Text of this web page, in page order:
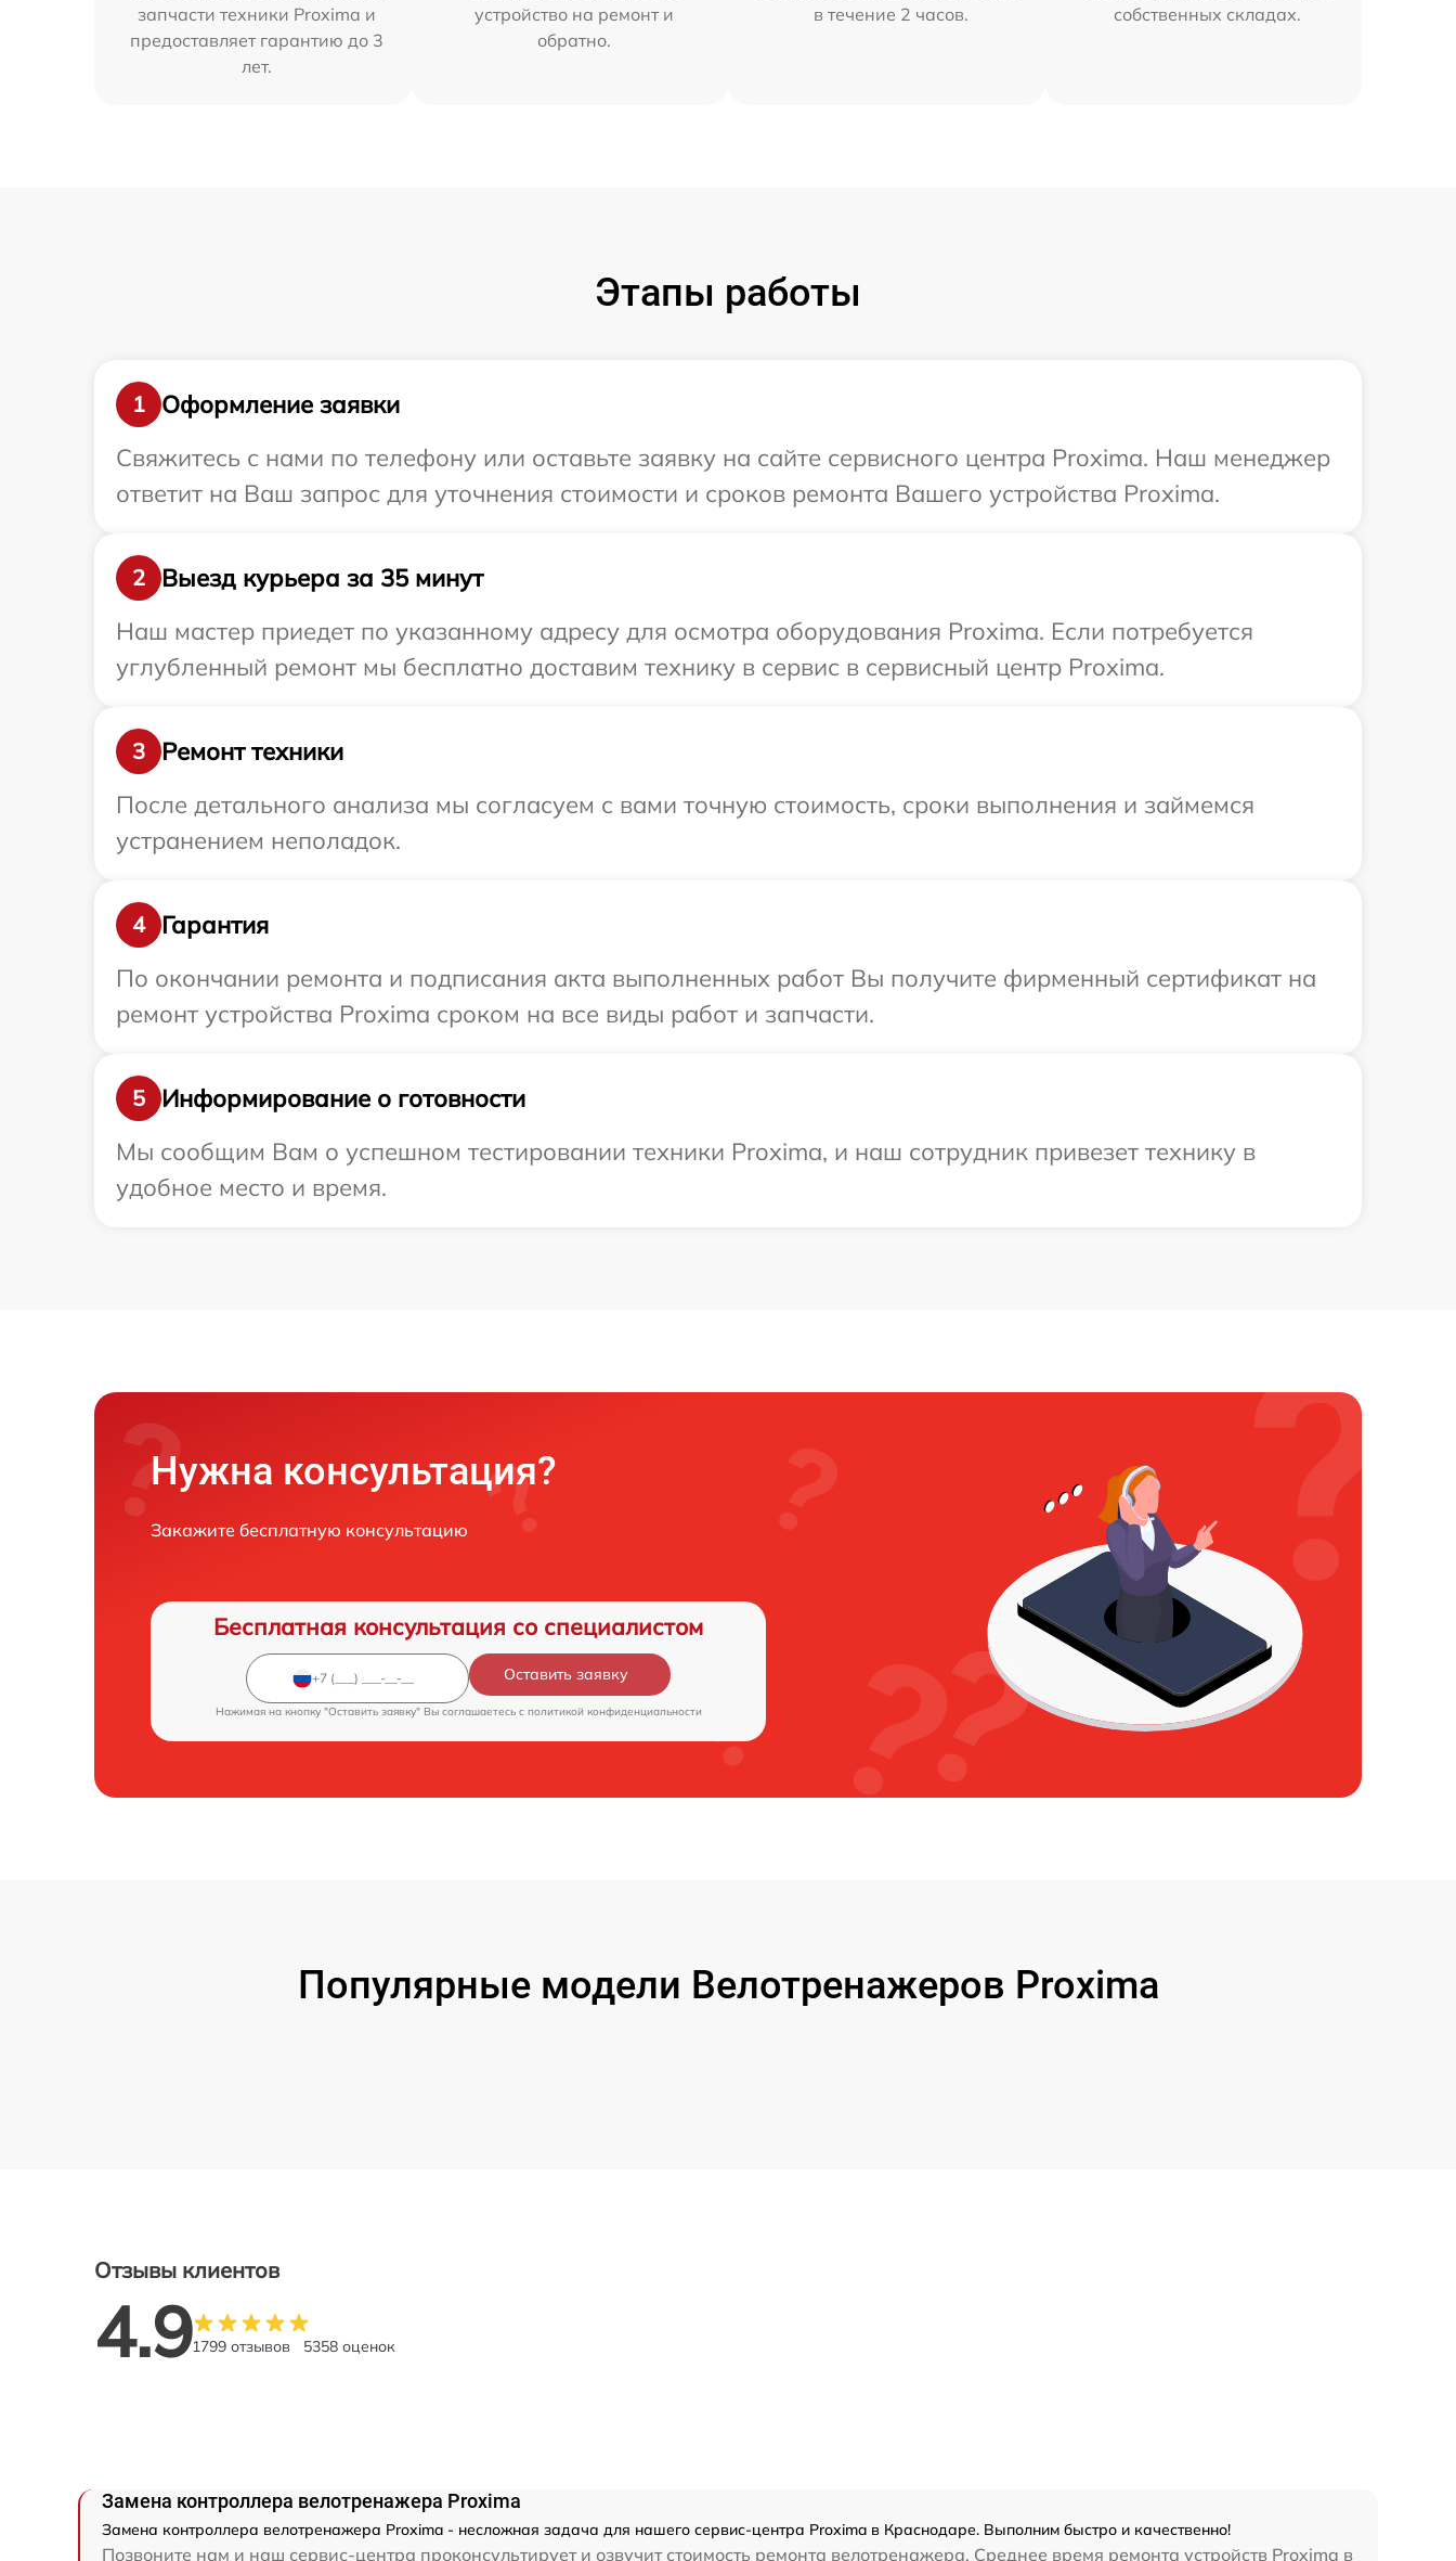
запчасти техники Proxima и
предоставляет гарантию до 3
лет.
устройство на ремонт и
обратно.
в течение 2 часов.
собственных складах.
Этапы работы
1
Оформление заявки
Свяжитесь с нами по телефону или оставьте заявку на сайте сервисного центра Proxima. Наш менеджер
ответит на Ваш запрос для уточнения стоимости и сроков ремонта Вашего устройства Proxima.
2
Выезд курьера за 35 минут
Наш мастер приедет по указанному адресу для осмотра оборудования Proxima. Если потребуется
углубленный ремонт мы бесплатно доставим технику в сервис в сервисный центр Proxima.
3
Ремонт техники
После детального анализа мы согласуем с вами точную стоимость, сроки выполнения и займемся
устранением неполадок.
4
Гарантия
По окончании ремонта и подписания акта выполненных работ Вы получите фирменный сертификат на
ремонт устройства Proxima сроком на все виды работ и запчасти.
5
Информирование о готовности
Мы сообщим Вам о успешном тестировании техники Proxima, и наш сотрудник привезет технику в
удобное место и время.
Нужна консультация?
Закажите бесплатную консультацию
Бесплатная консультация со специалистом
Оставить заявку
Нажимая на кнопку "Оставить заявку" Вы соглашаетесь c политикой конфиденциальности
Популярные модели Велотренажеров Proxima
Отзывы клиентов
4.91799 отзывов 5358 оценок
Замена контроллера велотренажера Proxima
Замена контроллера велотренажера Proxima - несложная задача для нашего сервис-центра Proxima в Краснодаре. Выполним быстро и качественно!
Позвоните нам и наш сервис-центра проконсультирует и озвучит стоимость ремонта велотренажера. Среднее время ремонта устройств Proxima в